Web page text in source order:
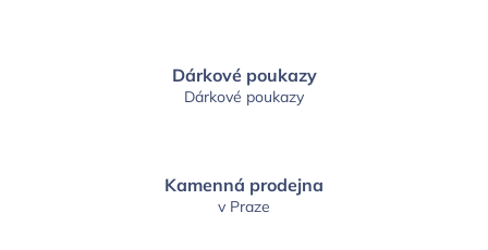
Dárkové poukazy
Dárkové poukazy
Kamenná prodejna
v Praze